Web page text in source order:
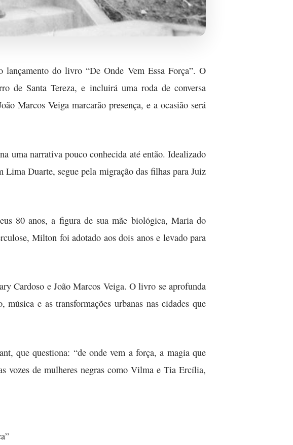
do livro “De Onde Vem Essa Força”. O
de Santa Tereza, e incluirá uma roda de conversa
Marcos Veiga marcarão presença, e a ocasião será
uma narrativa pouco conhecida até então. Idealizado
Duarte, segue pela migração das filhas para Juiz
80 anos, a figura de sua mãe biológica, Maria do
Milton foi adotado aos dois anos e levado para
Cardoso e João Marcos Veiga. O livro se aprofunda
e as transformações urbanas nas cidades que
que questiona: “de onde vem a força, a magia que
vozes de mulheres negras como Vilma e Tia Ercília,